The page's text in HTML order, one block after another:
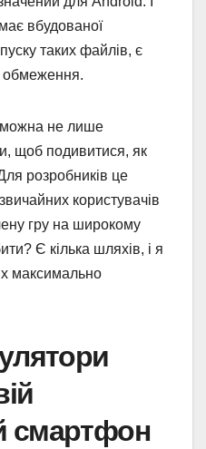
вбудованої
таких файлів, є
обмеження.
не лише
щоб подивитися, як
розробників це
користувачів
гру на широкому
Є кілька шляхів, і я
максимально
смартфон